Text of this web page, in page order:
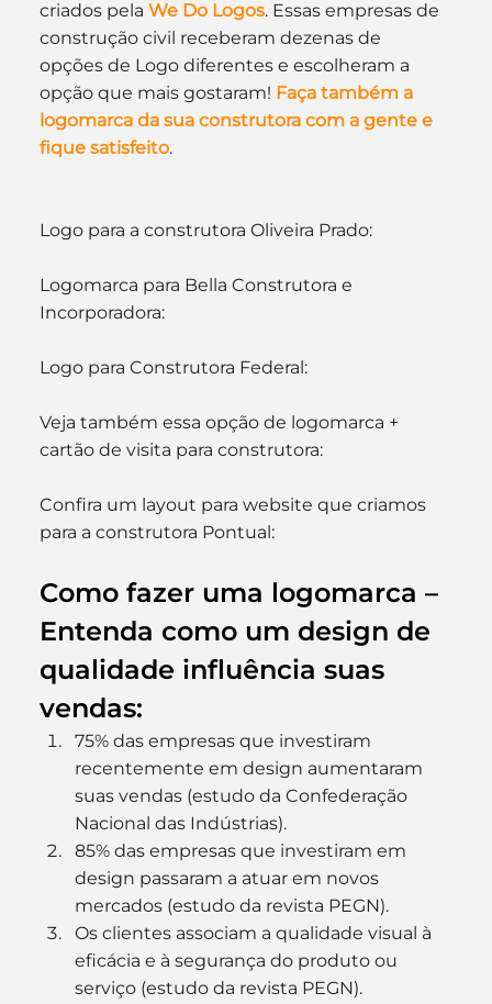
criados pela We Do Logos. Essas empresas de
construção civil receberam dezenas de
opções de Logo diferentes e escolheram a
opção que mais gostaram! Faça também a
logomarca da sua construtora com a gente e
fique satisfeito.
Logo para a construtora Oliveira Prado:
Logomarca para Bella Construtora e
Incorporadora:
Logo para Construtora Federal:
Veja também essa opção de logomarca +
cartão de visita para construtora:
Confira um layout para website que criamos
para a construtora Pontual:
Como fazer uma logomarca –
Entenda como um design de
qualidade influência suas
vendas:
75% das empresas que investiram
recentemente em design aumentaram
suas vendas (estudo da Confederação
Nacional das Indústrias).
85% das empresas que investiram em
design passaram a atuar em novos
mercados (estudo da revista PEGN).
Os clientes associam a qualidade visual à
eficácia e à segurança do produto ou
serviço (estudo da revista PEGN).